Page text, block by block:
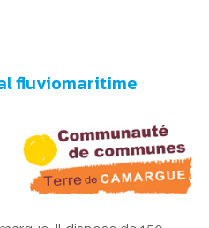
fluviomaritime